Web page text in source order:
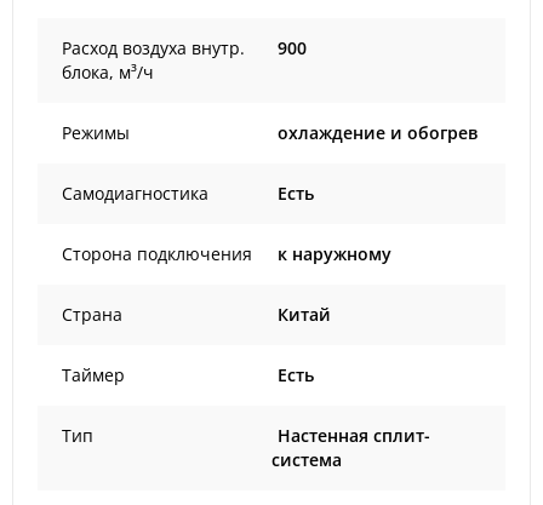
Расход воздуха внутр.
блока, м³/ч
900
Режимы охлаждение и обогрев
Самодиагностика Есть
Сторона подключения к наружному
Страна Китай
Таймер Есть
Тип
Настенная сплит-
система